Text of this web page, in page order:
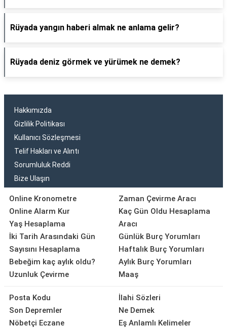
Rüyada yangın haberi almak ne anlama gelir?
Rüyada deniz görmek ve yürümek ne demek?
Hakkımızda
Gizlilik Politikası
Kullanıcı Sözleşmesi
Telif Hakları ve Alıntı
Sorumluluk Reddi
Bize Ulaşın
Online Kronometre
Online Alarm Kur
Yaş Hesaplama
İki Tarih Arasındaki Gün
Sayısını Hesaplama
Bebeğim kaç aylık oldu?
Uzunluk Çevirme
Zaman Çevirme Aracı
Kaç Gün Oldu Hesaplama
Aracı
Günlük Burç Yorumları
Haftalık Burç Yorumları
Aylık Burç Yorumları
Maaş
Posta Kodu
Son Depremler
Nöbetçi Eczane
İlahi Sözleri
Ne Demek
Eş Anlamlı Kelimeler